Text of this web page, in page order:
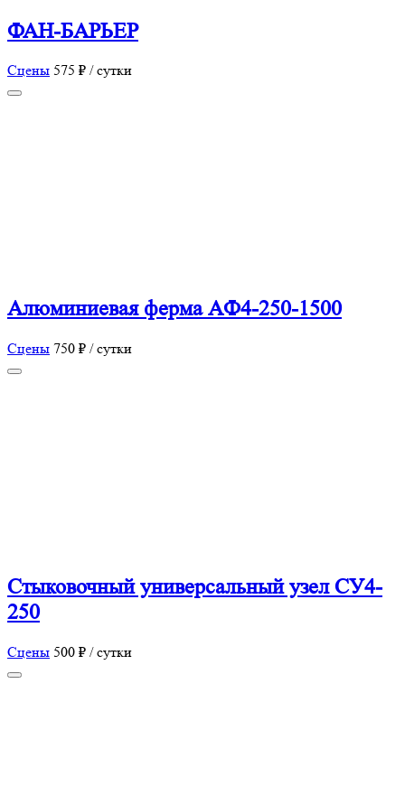
ФАН-БАРЬЕР
Сцены 575 ₽ / сутки
Алюминиевая ферма AФ4-250-1500
Сцены 750 ₽ / сутки
Стыковочный универсальный узел СУ4-
250
Сцены 500 ₽ / сутки